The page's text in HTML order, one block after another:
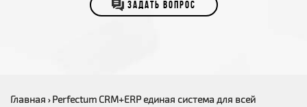
ЗАДАТЬ ВОПРОС
Главная › Perfectum CRM+ERP единая система для всей